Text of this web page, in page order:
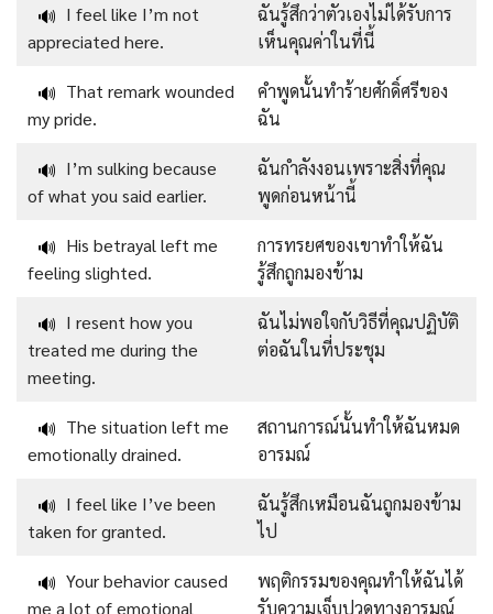
🔊 I feel like I’m not
appreciated here.
ฉันรู้สึกว่าตัวเองไม่ได้รับการ
เห็นคุณค่าในที่นี้
🔊 That remark wounded
my pride.
คำพูดนั้นทำร้ายศักดิ์ศรีของ
ฉัน
🔊 I’m sulking because
of what you said earlier.
ฉันกำลังงอนเพราะสิ่งที่คุณ
พูดก่อนหน้านี้
🔊 His betrayal left me
feeling slighted.
การทรยศของเขาทำให้ฉัน
รู้สึกถูกมองข้าม
🔊 I resent how you
treated me during the
meeting.
ฉันไม่พอใจกับวิธีที่คุณปฏิบัติ
ต่อฉันในที่ประชุม
🔊 The situation left me
emotionally drained.
สถานการณ์นั้นทำให้ฉันหมด
อารมณ์
🔊 I feel like I’ve been
taken for granted.
ฉันรู้สึกเหมือนฉันถูกมองข้าม
ไป
🔊 Your behavior caused
me a lot of emotional
พฤติกรรมของคุณทำให้ฉันได้
รับความเจ็บปวดทางอารมณ์